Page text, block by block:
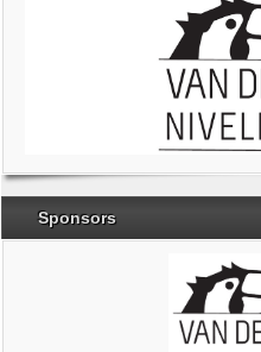
Sponsors